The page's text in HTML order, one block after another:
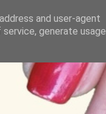
and user-agent
generate usage